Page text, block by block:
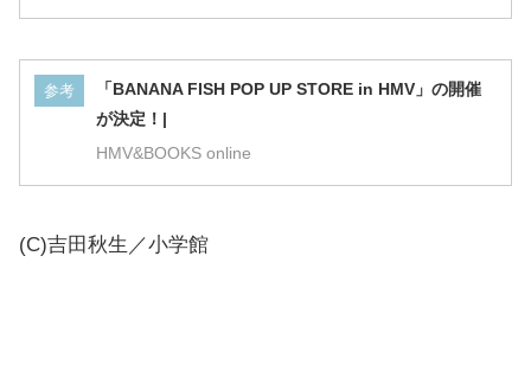
参考
「BANANA FISH POP UP STORE in HMV」の開催
が決定！|
HMV&BOOKS online
(C)吉田秋生／小学館